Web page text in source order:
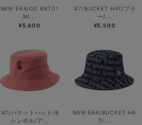
NEW ERA/OD BKT01
MI...
¥5,800
’47/BUCKET HAT/ブラ
ー/...
¥5,500
’47/バケットハット/B
シンボル/ア...
NEW ERA/BUCKET HA
T/...